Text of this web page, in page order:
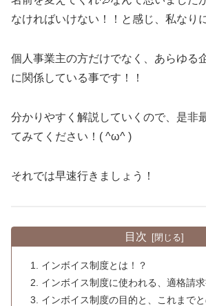
なければいけない！！と感じ、私なり
個人事業主の方だけでなく、あらゆる
に関係している事です！！
分かりやすく解説していくので、是非
てみてください！( ^ω^ )
それでは早速行きましょう！
目次
インボイス制度とは！？
インボイス制度に使われる、適格請
インボイス制度の目的と、これまで